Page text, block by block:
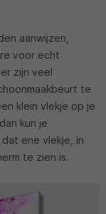
aanwijzen,
voor echt
zijn veel
te
klein vlekje op je
kun je
ene vlekje, in
te zien is.